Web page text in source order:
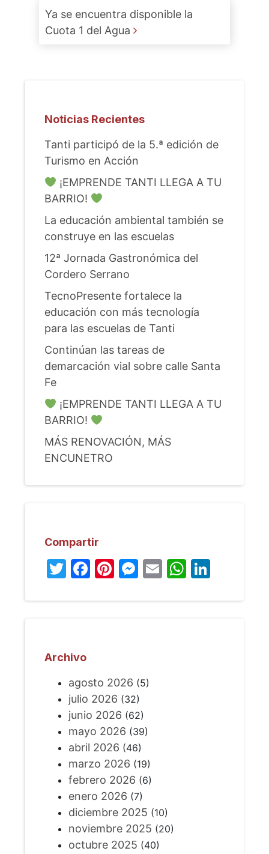
Ya se encuentra disponible la
Cuota 1 del Agua
Noticias Recientes
Tanti participó de la 5.ª edición de
Turismo en Acción
¡EMPRENDE TANTI LLEGA A TU
BARRIO!
La educación ambiental también se
construye en las escuelas
12ª Jornada Gastronómica del
Cordero Serrano
TecnoPresente fortalece la
educación con más tecnología
para las escuelas de Tanti
Continúan las tareas de
demarcación vial sobre calle Santa
Fe
¡EMPRENDE TANTI LLEGA A TU
BARRIO!
MÁS RENOVACIÓN, MÁS
ENCUNETRO
Compartir
Twitter
Facebook
Pinterest
Messenger
Email
Archivo
agosto 2026 (5)
julio 2026 (32)
junio 2026 (62)
mayo 2026 (39)
abril 2026 (46)
marzo 2026 (19)
febrero 2026 (6)
enero 2026 (7)
diciembre 2025 (10)
noviembre 2025 (20)
octubre 2025 (40)